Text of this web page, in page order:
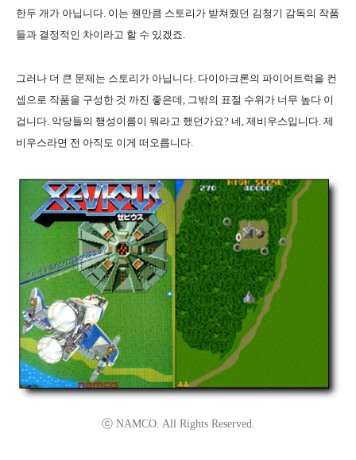
한두 개가 아닙니다. 이는 웬만큼 스토리가 받쳐줬던 김청기 감독의 작품
들과 결정적인 차이라고 할 수 있겠죠.
그러나 더 큰 문제는 스토리가 아닙니다. 다이아크론의 파이어트럭을 컨
셉으로 작품을 구성한 것 까진 좋은데, 그밖의 표절 수위가 너무 높다 이
겁니다. 악당들의 행성이름이 뭐라고 했던가요? 네, 제비우스입니다. 제
비우스라면 전 아직도 이게 떠오릅니다.
ⓒ NAMCO. All Rights Reserved.